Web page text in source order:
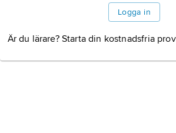
Logga in
Är du lärare? Starta din kostnadsfria